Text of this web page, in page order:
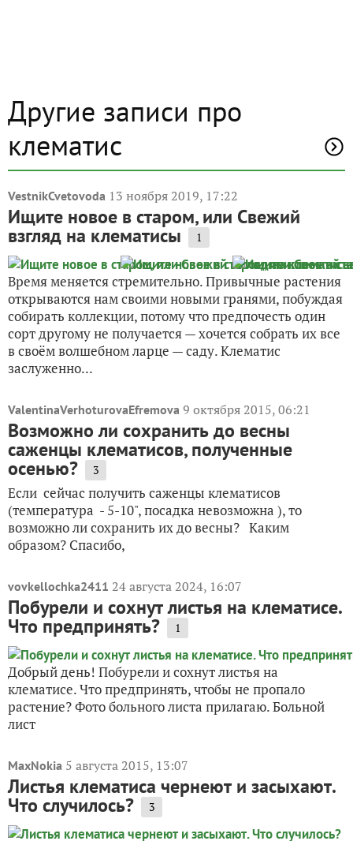
Другие записи про
клематис
VestnikCvetovoda 13 ноября 2019, 17:22
Ищите новое в старом, или Свежий
взгляд на клематисы 1
Время меняется стремительно. Привычные растения
открываются нам своими новыми гранями, побуждая
собирать коллекции, потому что предпочесть один
сорт другому не получается — хочется собрать их все
в своём волшебном ларце — саду. Клематис
заслуженно...
ValentinaVerhoturovaEfremova 9 октября 2015, 06:21
Возможно ли сохранить до весны
саженцы клематисов, полученные
осенью? 3
Если сейчас получить саженцы клематисов
(температура - 5-10", посадка невозможна ), то
возможно ли сохранить их до весны? Каким
образом? Спасибо,
vovkellochka2411 24 августа 2024, 16:07
Побурели и сохнут листья на клематисе.
Что предпринять? 1
Добрый день! Побурели и сохнут листья на
клематисе. Что предпринять, чтобы не пропало
растение? Фото больного листа прилагаю. Больной
лист
MaxNokia 5 августа 2015, 13:07
Листья клематиса чернеют и засыхают.
Что случилось? 3